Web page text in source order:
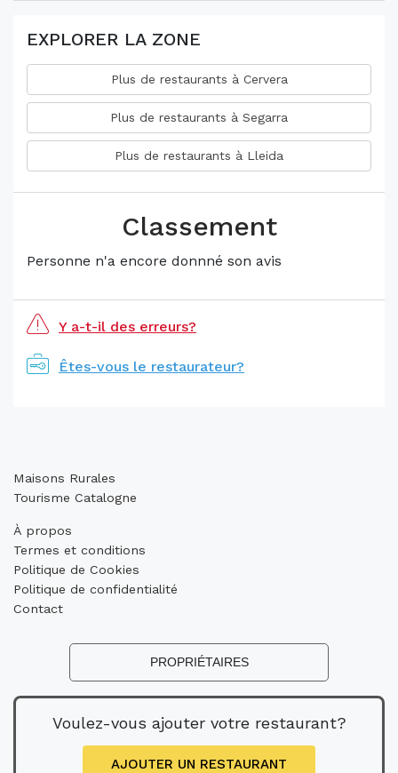
EXPLORER LA ZONE
Plus de restaurants à Cervera
Plus de restaurants à Segarra
Plus de restaurants à Lleida
Classement
Personne n'a encore donnné son avis
Y a-t-il des erreurs?
Êtes-vous le restaurateur?
Maisons Rurales
Tourisme Catalogne
À propos
Termes et conditions
Politique de Cookies
Politique de confidentialité
Contact
PROPRIÉTAIRES
Voulez-vous ajouter votre restaurant?
AJOUTER UN RESTAURANT